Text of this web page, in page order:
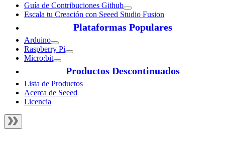
Guía de Contribuciones Github
Escala tu Creación con Seeed Studio Fusion
Plataformas Populares
Arduino
Raspberry Pi
Micro:bit
Productos Descontinuados
Lista de Productos
Acerca de Seeed
Licencia